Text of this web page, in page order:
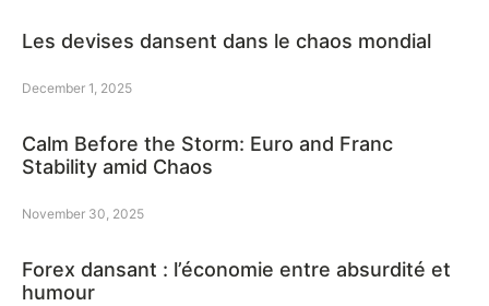
Les devises dansent dans le chaos mondial
December 1, 2025
Calm Before the Storm: Euro and Franc
Stability amid Chaos
November 30, 2025
Forex dansant : l’économie entre absurdité et
humour